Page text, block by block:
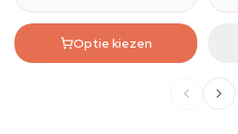
Optie kiezen